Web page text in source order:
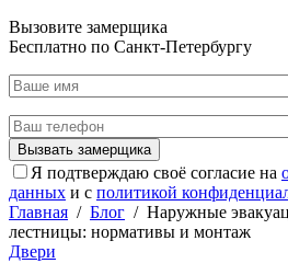
Вызовите замерщика
Бесплатно по Санкт-Петербургу
Я подтверждаю своё согласие на
данных и с политикой
Главная / Блог / Наружные
лестницы: нормативы и монтаж
Двери